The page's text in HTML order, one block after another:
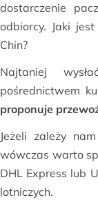
dostarczenie
odbiorcy. Jaki
Chin?
Najtaniej
pośrednictwem
proponuje
Jeżeli zależy
wówczas warto
DHL Express lub
lotniczych.